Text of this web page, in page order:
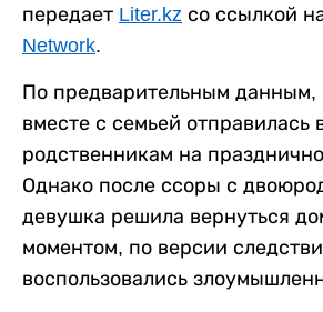
передает Liter.kz со ссылкой
Network.
По предварительным данным,
вместе с семьей отправилась
родственникам на
Однако после ссоры с
девушка решила вернуться
моментом, по версии
воспользовались